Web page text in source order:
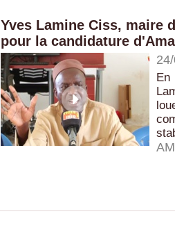
Yves Lamine Ciss, maire
pour la candidature
En